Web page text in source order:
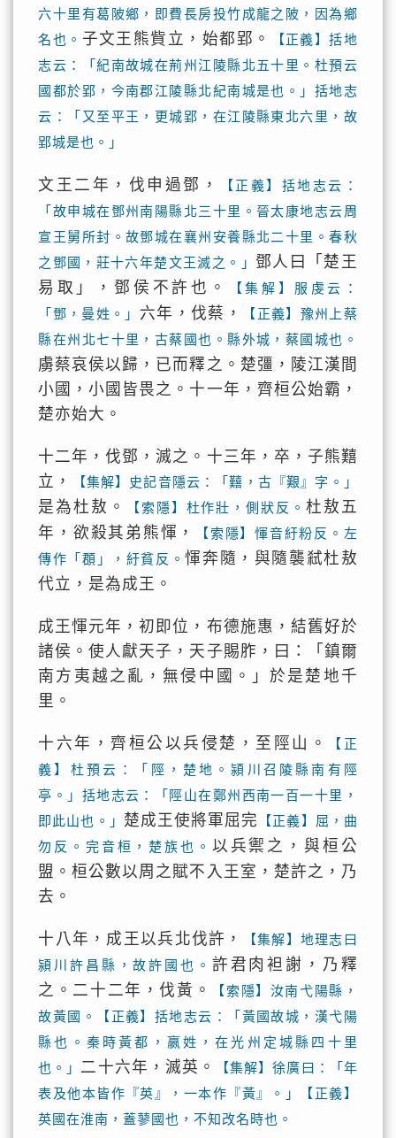
六十里有葛陂鄉，即費長房投竹成龍之陂，因為鄉
名也。 子文王熊貲立，始都郢。
【正義】括地
志云：「紀南故城在荊州江陵縣北五十里。杜預云
國都於郢，今南郡江陵縣北紀南城是也。」括地志
云：「又至平王，更城郢，在江陵縣東北六里，故
郢城是也。」
文王二年，伐申過鄧，
【正義】括地志云：
「故申城在鄧州南陽縣北三十里。晉太康地志云周
宣王舅所封。故鄧城在襄州安養縣北二十里。春秋
之鄧國，莊十六年楚文王滅之。」 鄧人曰「楚王
易取」，鄧侯不許也。
【集解】服虔云：
「鄧，曼姓。」 六年，伐蔡，
【正義】豫州上蔡
縣在州北七十里，古蔡國也。縣外城，蔡國城也。
虜蔡哀侯以歸，已而釋之。楚彊，陵江漢間
小國，小國皆畏之。十一年，齊桓公始霸，
楚亦始大。
十二年，伐鄧，滅之。十三年，卒，子熊囏
立，
【集解】史記音隱云：「囏，古『艱』字。」
是為杜敖。 【索隱】杜作壯，側狀反。 杜敖五
年，欲殺其弟熊惲，
【索隱】惲音紆粉反。左
傳作「頵」，紆貧反。惲奔隨，與隨襲弒杜敖
代立，是為成王。
成王惲元年，初即位，布德施惠，結舊好於
諸侯。使人獻天子，天子賜胙，曰：「鎮爾
南方夷越之亂，無侵中國。」於是楚地千
里。
十六年，齊桓公以兵侵楚，至陘山。
【正
義】杜預云：「陘，楚地。潁川召陵縣南有陘
亭。」括地志云：「陘山在鄭州西南一百一十里，
即此山也。」 楚成王使將軍屈完
【正義】屈，曲
勿反。完音桓，楚族也。 以兵禦之，與桓公
盟。桓公數以周之賦不入王室，楚許之，乃
去。
十八年，成王以兵北伐許，
【集解】地理志曰
潁川許昌縣，故許國也。 許君肉袒謝，乃釋
之。二十二年，伐黃。
【索隱】汝南弋陽縣，
故黃國。【正義】括地志云：「黃國故城，漢弋陽
縣也。秦時黃都，嬴姓，在光州定城縣四十里
也。」 二十六年，滅英。
【集解】徐廣曰：「年
表及他本皆作『英』，一本作『黃』。」【正義】
英國在淮南，蓋蓼國也，不知改名時也。